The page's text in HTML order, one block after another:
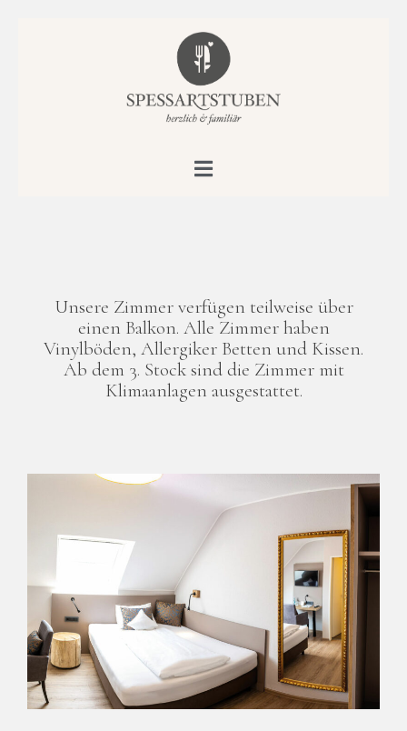
Unsere Zimmer verfügen teilweise über
einen Balkon. Alle Zimmer haben
Vinylböden, Allergiker Betten und Kissen.
Ab dem 3. Stock sind die Zimmer mit
Klimaanlagen ausgestattet.